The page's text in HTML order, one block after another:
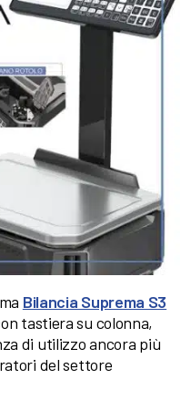
Bilancia Suprema S3
tastiera su colonna,
di utilizzo ancora più
del settore